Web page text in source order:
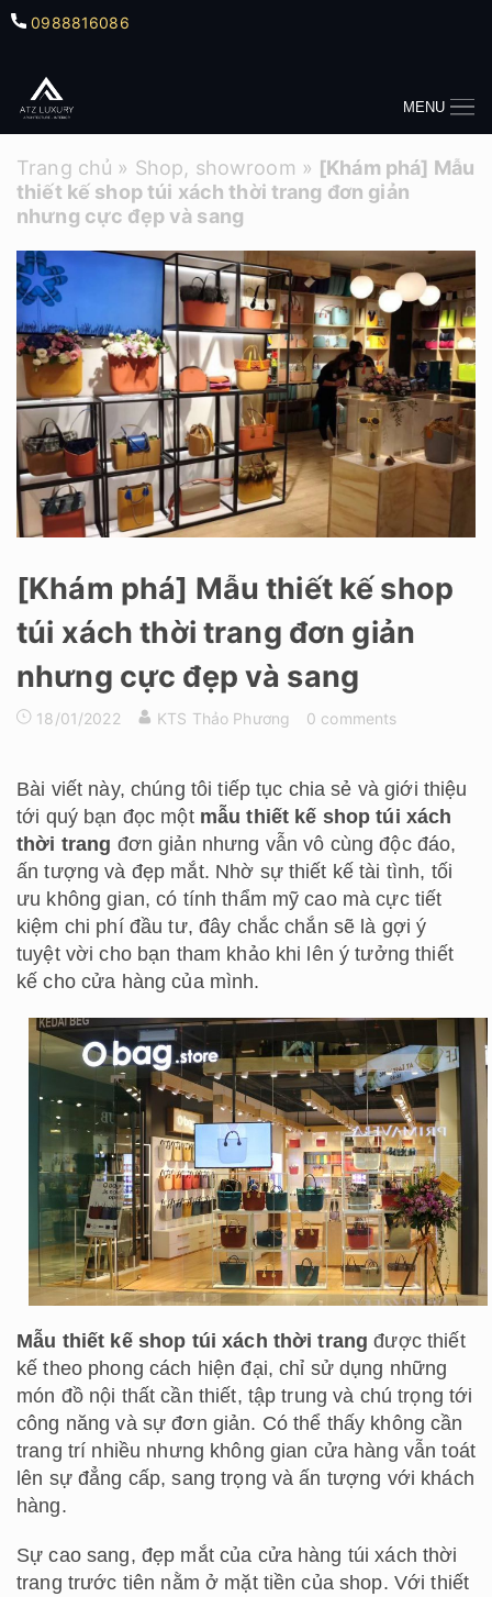
0988816086
MENU
Trang chủ » Shop, showroom » [Khám phá] Mẫu
thiết kế shop túi xách thời trang đơn giản
nhưng cực đẹp và sang
[Khám phá] Mẫu thiết kế shop
túi xách thời trang đơn giản
nhưng cực đẹp và sang
18/01/2022 KTS Thảo Phương 0 comments
Bài viết này, chúng tôi tiếp tục chia sẻ và giới thiệu
tới quý bạn đọc một mẫu thiết kế shop túi xách
thời trang đơn giản nhưng vẫn vô cùng độc đáo,
ấn tượng và đẹp mắt. Nhờ sự thiết kế tài tình, tối
ưu không gian, có tính thẩm mỹ cao mà cực tiết
kiệm chi phí đầu tư, đây chắc chắn sẽ là gợi ý
tuyệt vời cho bạn tham khảo khi lên ý tưởng thiết
kế cho cửa hàng của mình.
Mẫu thiết kế shop túi xách thời trang được thiết
kế theo phong cách hiện đại, chỉ sử dụng những
món đồ nội thất cần thiết, tập trung và chú trọng tới
công năng và sự đơn giản. Có thể thấy không cần
trang trí nhiều nhưng không gian cửa hàng vẫn toát
lên sự đẳng cấp, sang trọng và ấn tượng với khách
hàng.
Sự cao sang, đẹp mắt của cửa hàng túi xách thời
trang trước tiên nằm ở mặt tiền của shop. Với thiết